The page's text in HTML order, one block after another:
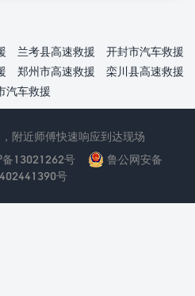
兰考县高速救援
开封市汽车救援
郑州市高速救援
栾川县高速救援
汽车救援
附近师傅快速响应到达现场
备13021262号
鲁公网安备
号